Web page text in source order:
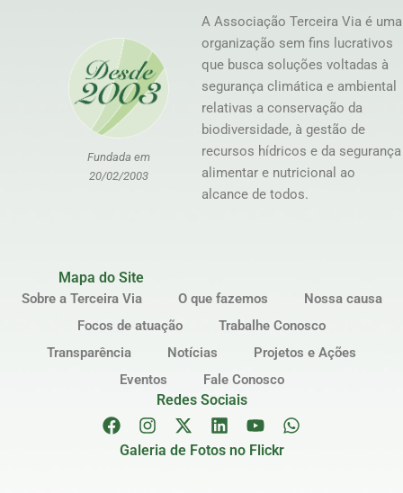
Fundada em
20/02/2003
A Associação Terceira Via é uma
organização sem fins lucrativos
que busca soluções voltadas à
segurança climática e ambiental
relativas a conservação da
biodiversidade, à gestão de
recursos hídricos e da segurança
alimentar e nutricional ao
alcance de todos.
Mapa do Site
Sobre a Terceira Via O que fazemos
Nossa causa
Focos de atuação
Trabalhe Conosco
Transparência
Notícias
Projetos e Ações
Eventos
Fale Conosco
Redes Sociais
Galeria de Fotos no Flickr